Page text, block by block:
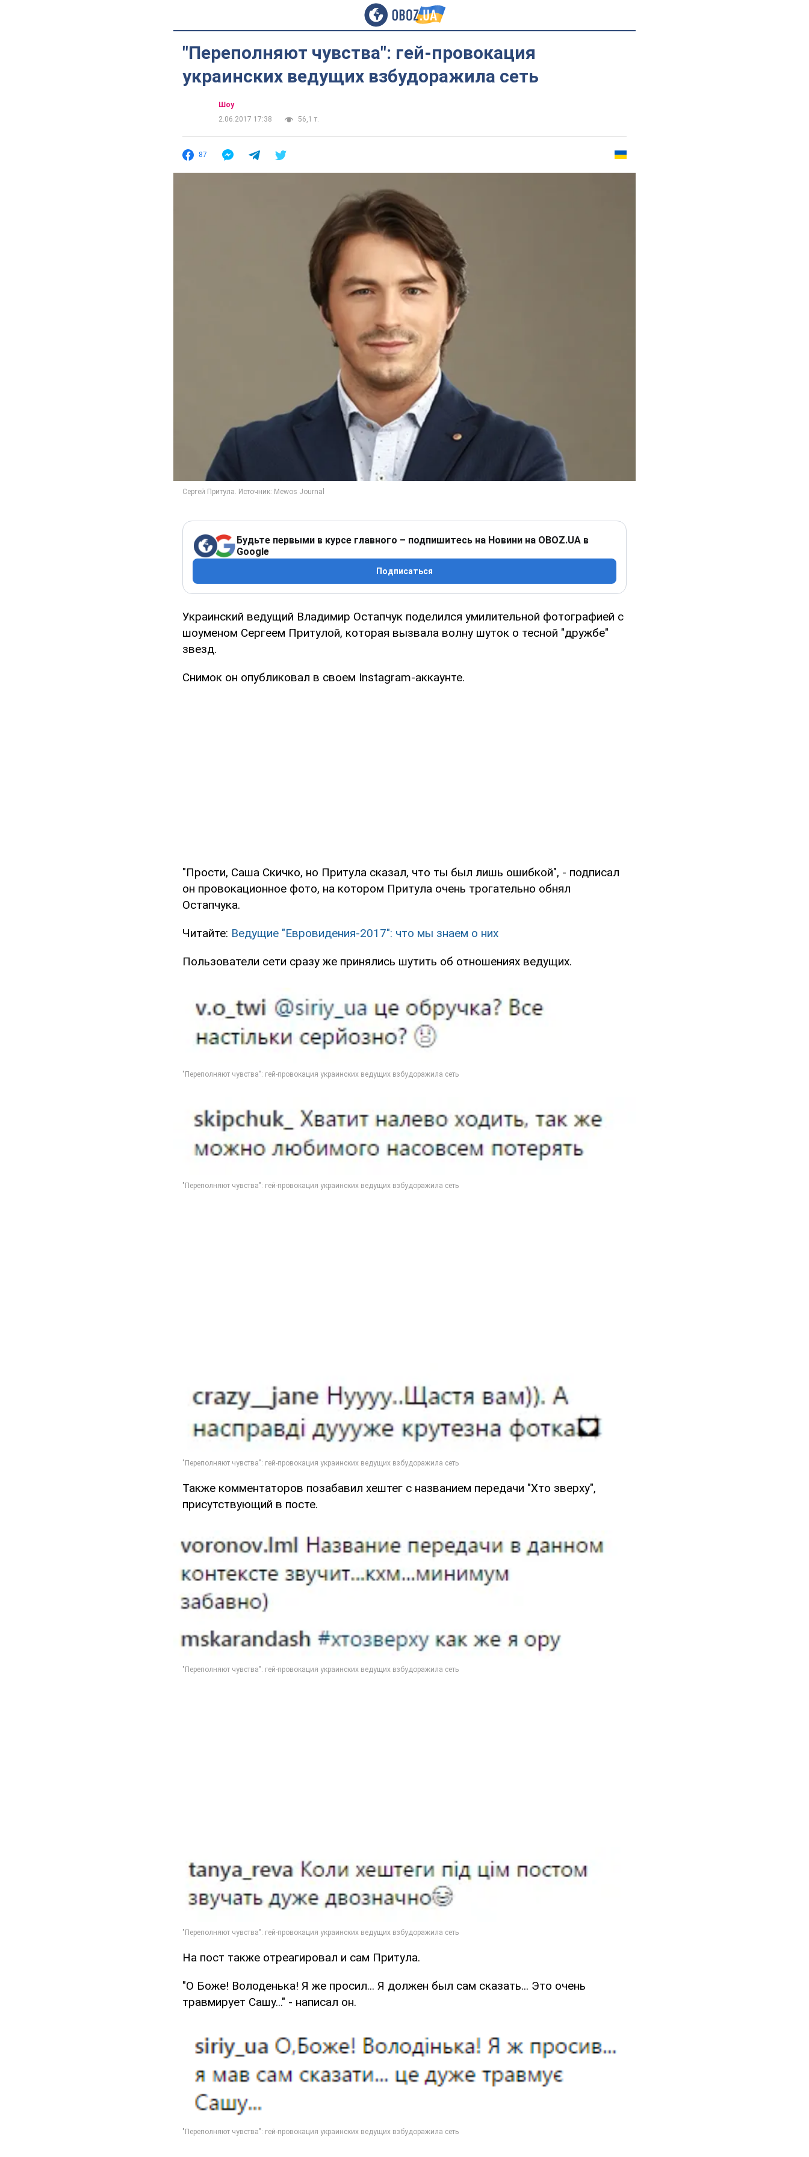
"Переполняют чувства": гей-провокация
украинских ведущих взбудоражила сеть
Шоу
2.06.2017 17:38
56,1 т.
87
Будьте первыми в курсе главного – подпишитесь на Новини на OBOZ.UA в
Google
Подписаться
Украинский ведущий Владимир Остапчук поделился умилительной фотографией с
шоуменом Сергеем Притулой, которая вызвала волну шуток о тесной "дружбе"
звезд.
Снимок он опубликовал в своем Instagram-аккаунте.
"Прости, Саша Скичко, но Притула сказал, что ты был лишь ошибкой", - подписал
он провокационное фото, на котором Притула очень трогательно обнял
Остапчука.
Читайте: Ведущие "Евровидения-2017": что мы знаем о них
Пользователи сети сразу же принялись шутить об отношениях ведущих.
Также комментаторов позабавил хештег с названием передачи "Хто зверху",
присутствующий в посте.
На пост также отреагировал и сам Притула.
"О Боже! Володенька! Я же просил... Я должен был сам сказать... Это очень
травмирует Сашу..." - написал он.